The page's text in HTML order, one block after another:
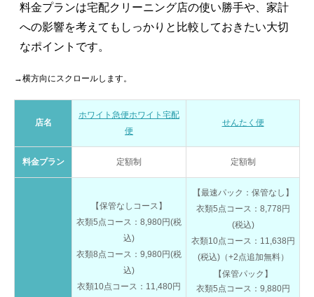
料金プランは宅配クリーニング店の使い勝手や、家計
への影響を考えてもしっかりと比較しておきたい大切
なポイントです。
→横方向にスクロールします。
店名
ホワイト急便ホワイト宅配
便
せんたく便
料金プラン 定額制 定額制
【保管なしコース】
衣類5点コース：8,980円(税
込)
衣類8点コース：9,980円(税
込)
衣類10点コース：11,480円
【最速パック：保管なし】
衣類5点コース：8,778円
(税込)
衣類10点コース：11,638円
(税込)（+2点追加無料）
【保管パック】
衣類5点コース：9,880円